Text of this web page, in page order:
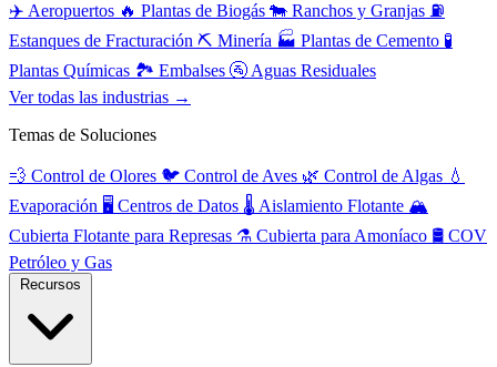
✈️ Aeropuertos 🔥 Plantas de Biogás 🐄 Ranchos y Granjas ⛽
Estanques de Fracturación ⛏️ Minería 🏭 Plantas de Cemento 🧪
Plantas Químicas 🏞️ Embalses 🚰 Aguas Residuales
Ver todas las industrias →
Temas de Soluciones
💨 Control de Olores 🐦 Control de Aves 🌿 Control de Algas 💧
Evaporación 🖥️ Centros de Datos 🌡️ Aislamiento Flotante 🏔️
Cubierta Flotante para Represas ⚗️ Cubierta para Amoníaco 🛢️ COV
Petróleo y Gas